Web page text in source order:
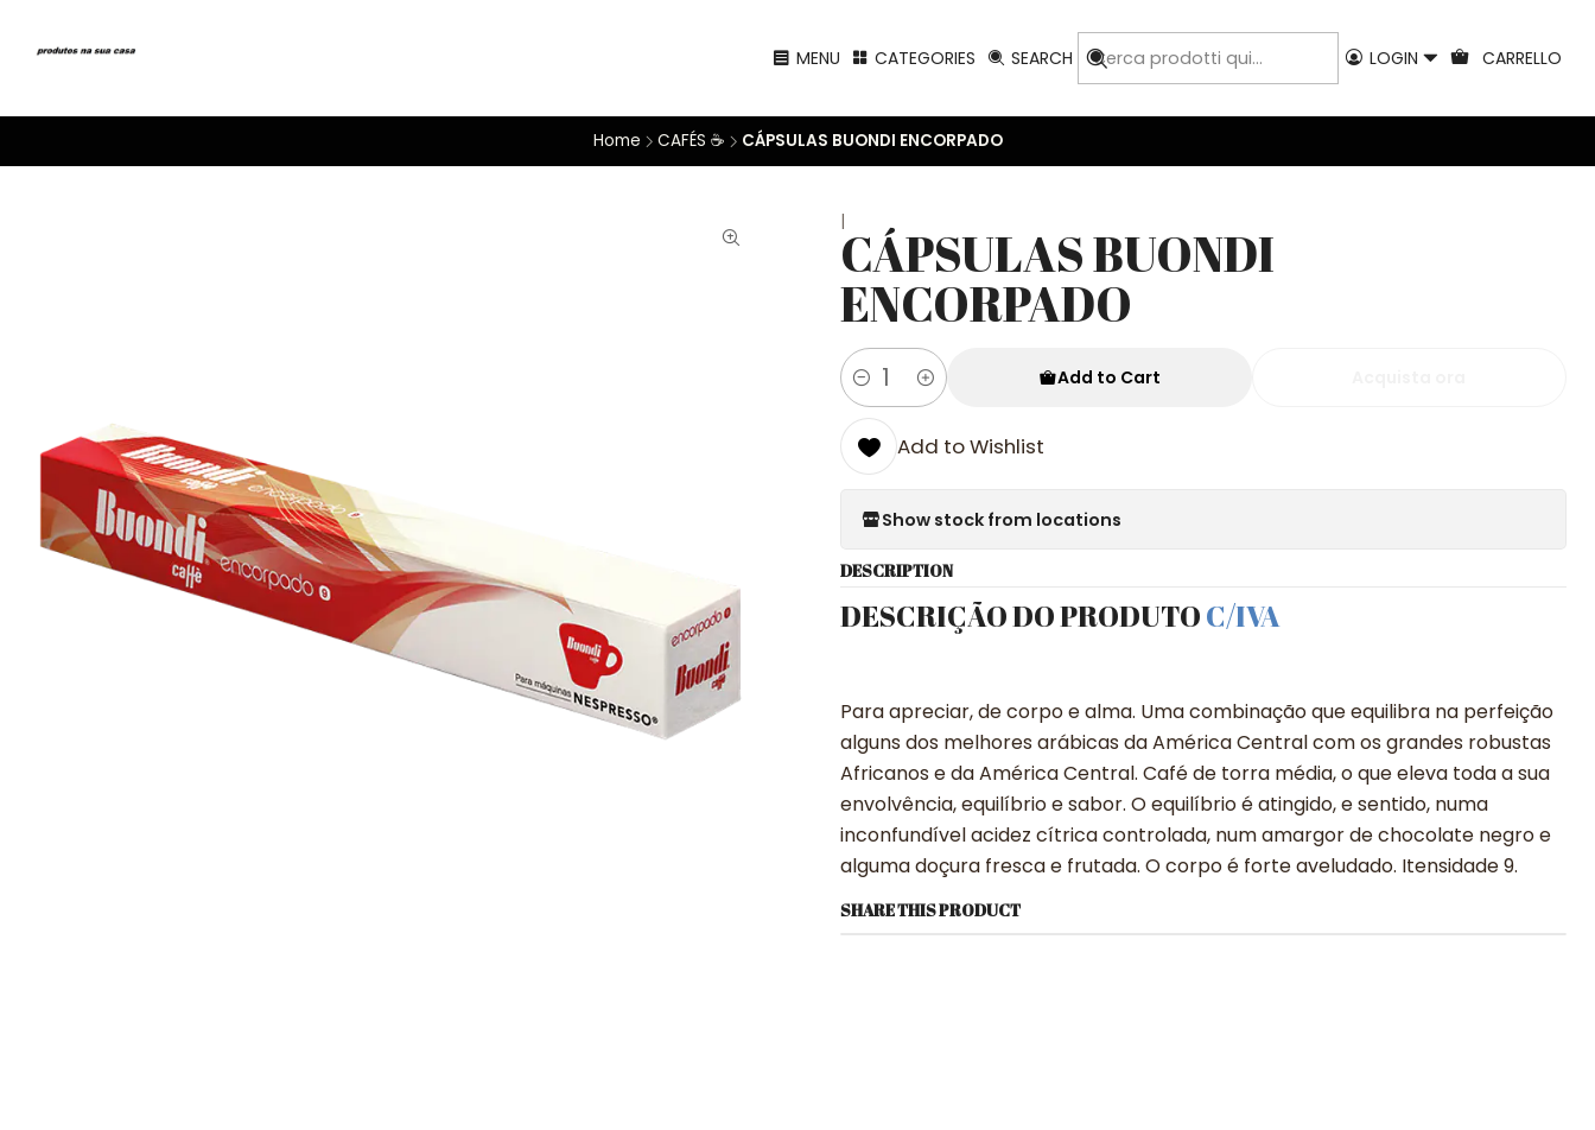
MENU CATEGORIES SEARCH LOGIN CARRELLO
Home CAFÉS ☕ CÁPSULAS BUONDI ENCORPADO
|
CÁPSULAS BUONDI
ENCORPADO
Quantity
Add to Cart
Add to Wishlist
Show stock from locations
DESCRIPTION
DESCRIÇÃO DO PRODUTOC/IVA
Para apreciar, de corpo e alma. Uma combinação que equilibra na perfeição
alguns dos melhores arábicas da América Central com os grandes robustas
Africanos e da América Central. Café de torra média, o que eleva toda a sua
envolvência, equilíbrio e sabor. O equilíbrio é atingido, e sentido, numa
inconfundível acidez cítrica controlada, num amargor de chocolate negro e
alguma doçura fresca e frutada. O corpo é forte aveludado. Itensidade 9.
SHARE THIS PRODUCT